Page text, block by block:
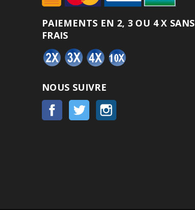
PAIEMENTS EN 2, 3 OU 4 X SANS
FRAIS
NOUS SUIVRE
Facebook Twitter